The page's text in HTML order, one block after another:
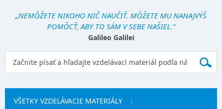
„NEMÔŽETE NIKOHO NIČ NAUČIŤ. MÔŽETE MU NANAJVÝŠ
POMÔCŤ, ABY TO SÁM V SEBE NAŠIEL.“
Galileo Galilei
VŠETKY VZDELÁVACIE MATERIÁLY